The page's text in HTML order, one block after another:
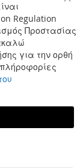
Regulation
Προστασίας
για την ορθή